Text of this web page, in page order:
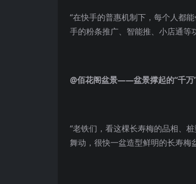
“在快手的普惠机制下，每个人都
手的粉条推广、智能推、小店通等
@佰花阁盆景——盆景撑起的“千万
“老铁们，看这棵长寿梅的品相、
舞动，很快一盆造型鲜明的长寿梅